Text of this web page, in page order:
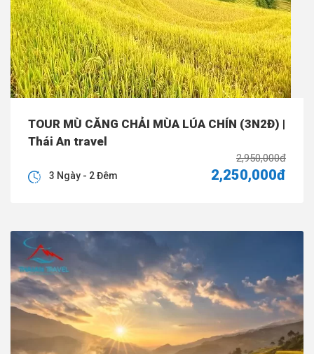
TOUR MÙ CĂNG CHẢI MÙA LÚA CHÍN (3N2Đ) |
Thái An travel
2,950,000đ
2,250,000đ
3 Ngày - 2 Đêm